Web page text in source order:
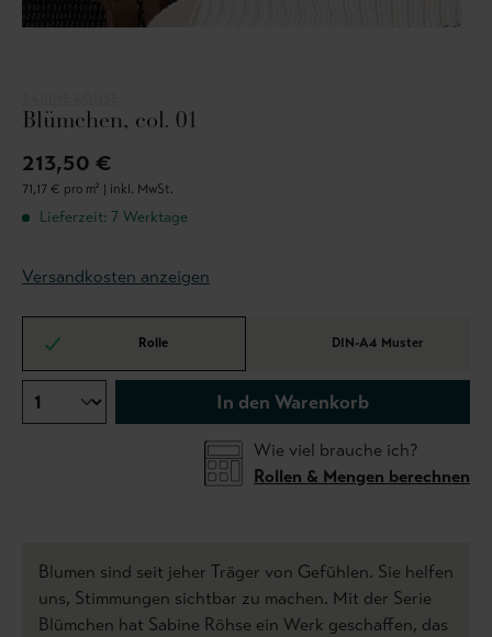
Blümchen, col. 01
213,50 €
71,17 € pro m² | inkl. MwSt.
Lieferzeit: 7 Werktage
Versandkosten anzeigen
Rolle DIN-A4 Muster
In den Warenkorb
Wie viel brauche ich?
Rollen & Mengen berechnen
Blumen sind seit jeher Träger von Gefühlen. Sie helfen
uns, Stimmungen sichtbar zu machen. Mit der Serie
Blümchen hat Sabine Röhse ein Werk geschaffen, das